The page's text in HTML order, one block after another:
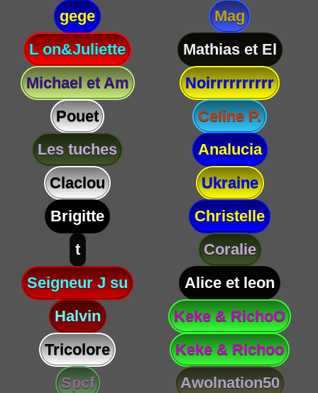
gege
Mag
L on&Juliette
Mathias et El
Michael et Am
Noirrrrrrrrrr
Pouet
Celine P.
Les tuches
Analucia
Claclou
Ukraine
Brigitte
Christelle
t
Coralie
Seigneur J su
Alice et leon
Halvin
Keke & RichoO
Tricolore
Keke & Richoo
Spcf
Awolnation50